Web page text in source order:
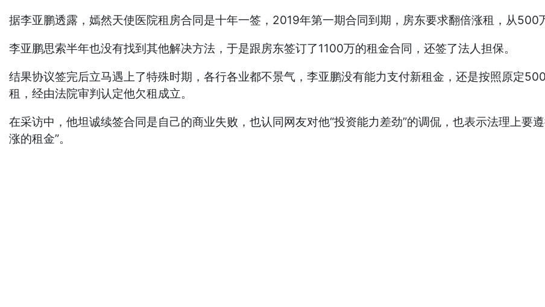
据李亚鹏透露，嫣然天使医院租房合同是十年一签，2019年第一期合同到期，房东要求翻倍涨租，从500
李亚鹏思索半年也没有找到其他解决方法，于是跟房东签订了1100万的租金合同，还签了法人担保。
结果协议签完后立马遇上了特殊时期，各行各业都不景气，李亚鹏没有能力支付新租金，还是按照原定
租，经由法院审判认定他欠租成立。
在采访中，他坦诚续签合同是自己的商业失败，也认同网友对他“投资能力差劲”的调侃，也表示法理上要
涨的租金”。